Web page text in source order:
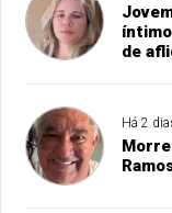
de
Há 2